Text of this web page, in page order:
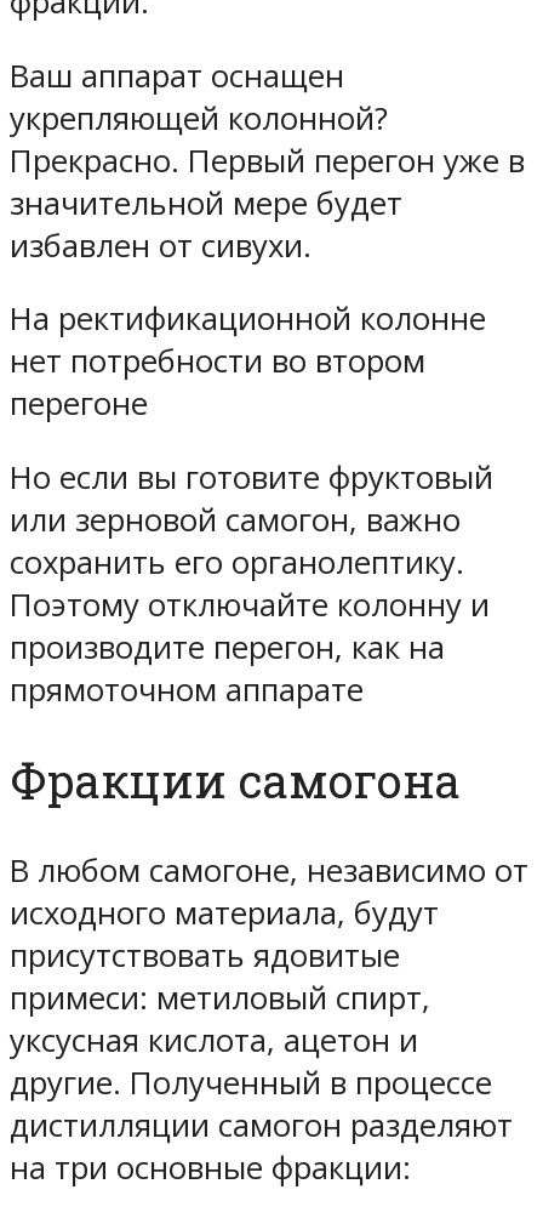
Ваш аппарат оснащен
укрепляющей колонной?
Прекрасно. Первый перегон уже в
значительной мере будет
избавлен от сивухи.
На ректификационной колонне
нет потребности во втором
перегоне
Но если вы готовите фруктовый
или зерновой самогон, важно
сохранить его органолептику.
Поэтому отключайте колонну и
производите перегон, как на
прямоточном аппарате
Фракции самогона
В любом самогоне, независимо от
исходного материала, будут
присутствовать ядовитые
примеси: метиловый спирт,
уксусная кислота, ацетон и
другие. Полученный в процессе
дистилляции самогон разделяют
на три основные фракции: